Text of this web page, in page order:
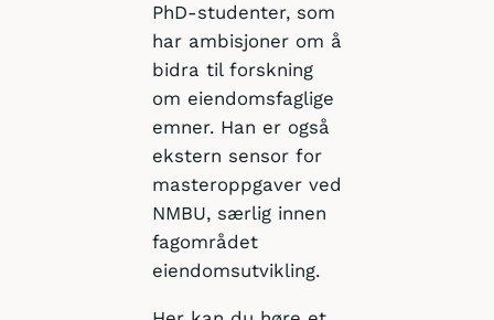
PhD-studenter, som
har ambisjoner om å
bidra til forskning
om eiendomsfaglige
emner. Han er også
ekstern sensor for
masteroppgaver ved
NMBU, særlig innen
fagområdet
eiendomsutvikling.